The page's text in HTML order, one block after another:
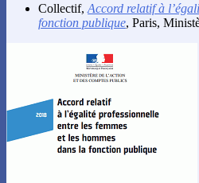
Collectif, Accord relatif à
fonction publique, Paris,